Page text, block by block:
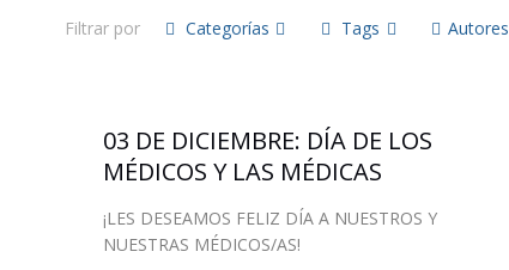
Filtrar por Categorías Tags Autores
03 DE DICIEMBRE: DÍA DE LOS
MÉDICOS Y LAS MÉDICAS
¡LES DESEAMOS FELIZ DÍA A NUESTROS Y
NUESTRAS MÉDICOS/AS!